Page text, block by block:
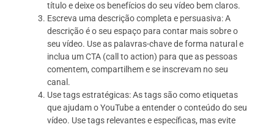
título e deixe os benefícios do seu vídeo bem claros.
Escreva uma descrição completa e persuasiva: A
descrição é o seu espaço para contar mais sobre o
seu vídeo. Use as palavras-chave de forma natural e
inclua um CTA (call to action) para que as pessoas
comentem, compartilhem e se inscrevam no seu
canal.
Use tags estratégicas: As tags são como etiquetas
que ajudam o YouTube a entender o conteúdo do seu
vídeo. Use tags relevantes e específicas, mas evite